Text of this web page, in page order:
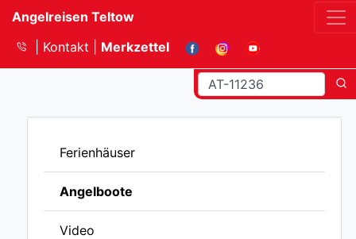
Angelreisen Teltow
Kontakt
Merkzettel
Ferienhäuser
Angelboote
Video